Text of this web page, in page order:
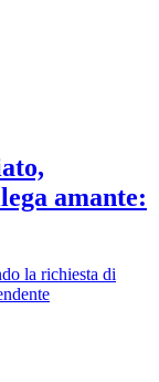
amante:
la richiesta di